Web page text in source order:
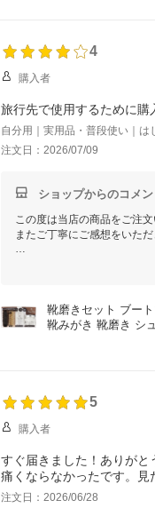
4
購入者
旅行先で使用するために購
自分用｜実用品・普段使い｜は
注文日：2026/07/09
ショップからのコメン
この度は当店の商品をご注
またご丁寧にご感想をいた
今後もお客様にご満足いた
またのご来店スタッフ一同
靴磨きセット ブー
靴みがき 靴磨き シ
5
購入者
すぐ届きました！ありが
痛くならなかったです。見
注文日：2026/06/28